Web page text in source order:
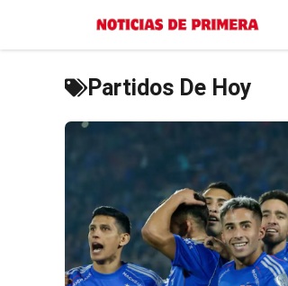
al
contenido Partidos De Hoy